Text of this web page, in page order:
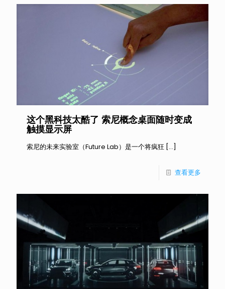
这个黑科技太酷了 索尼概念桌面随时变成
触摸显示屏
索尼的未来实验室（Future Lab）是一个将疯狂 […]
查看更多